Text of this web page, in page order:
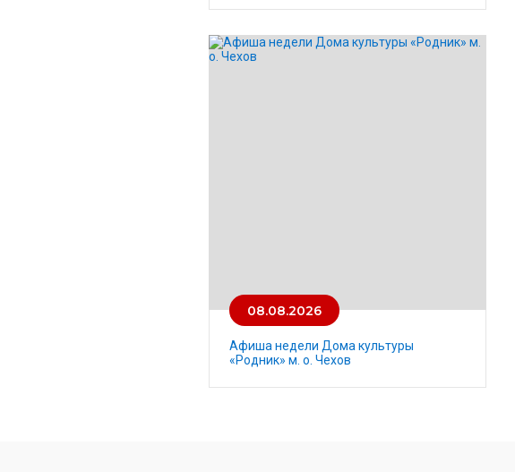
08.08.2026
Афиша недели Дома культуры
«Родник» м. о. Чехов